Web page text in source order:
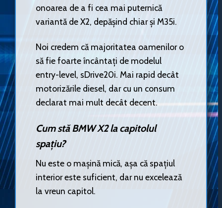
onoarea de a fi cea mai puternică
variantă de X2, depășind chiar și M35i.
Noi credem că majoritatea oamenilor o
să fie foarte încântați de modelul
entry-level, sDrive20i. Mai rapid decât
motorizările diesel, dar cu un consum
declarat mai mult decât decent.
Cum stă BMW X2 la capitolul
spațiu?
Nu este o mașină mică, așa că spațiul
interior este suficient, dar nu excelează
la vreun capitol.